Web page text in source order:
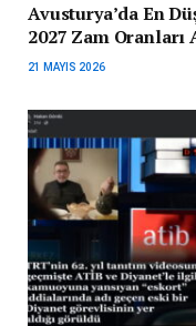
Avusturya’da En
2027 Zam Oranları
21 MAYIS 2026